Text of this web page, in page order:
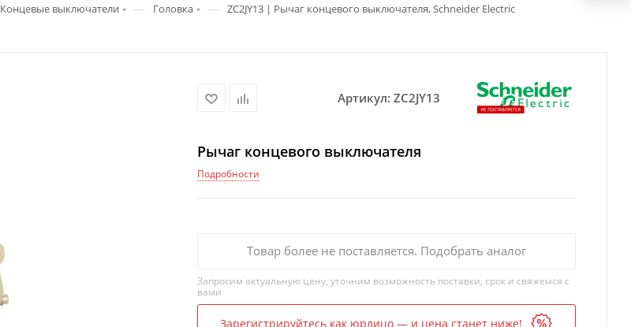
Концевые выключатели — Головка — ZC2JY13 | Рычаг концевого выключателя, Schneider Electric
Артикул: ZC2JY13
Рычаг концевого выключателя
Подробности
Товар более не поставляется. Подобрать аналог
Запросим актуальную цену, уточним возможность поставки, срок и свяжемся с
вами
Зарегистрируйтесь как юрлицо — и цена станет ниже!